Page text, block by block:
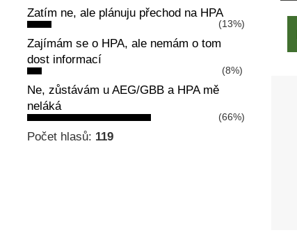
Zatím ne, ale plánuju přechod na HPA
(13%)
Zajímám se o HPA, ale nemám o tom
dost informací
(8%)
Ne, zůstávám u AEG/GBB a HPA mě
neláká
(66%)
Počet hlasů: 119